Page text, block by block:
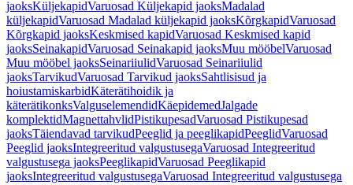
jaoksKüljekapidVaruosad Küljekapid jaoksMadalad
küljekapidVaruosad Madalad küljekapid jaoksKõrgkapidVaruosad
Kõrgkapid jaoksKeskmised kapidVaruosad Keskmised kapid
jaoksSeinakapidVaruosad Seinakapid jaoksMuu mööbelVaruosad
Muu mööbel jaoksSeinariiulidVaruosad Seinariiulid
jaoksTarvikudVaruosad Tarvikud jaoksSahtlisisud ja
hoiustamiskarbidKäterätihoidik ja
käterätikonksValguselemendidKäepidemedJalgade
komplektidMagnettahvlidPistikupesadVaruosad Pistikupesad
jaoksTäiendavad tarvikudPeeglid ja peeglikapidPeeglidVaruosad
Peeglid jaoksIntegreeritud valgustusegaVaruosad Integreeritud
valgustusega jaoksPeeglikapidVaruosad Peeglikapid
jaoksIntegreeritud valgustusegaVaruosad Integreeritud valgustusega